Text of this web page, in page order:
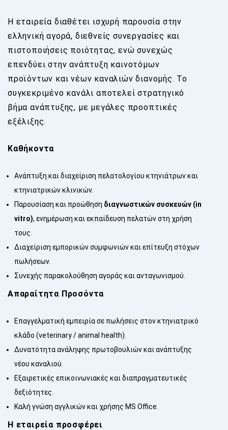
Η εταιρεία διαθέτει ισχυρή παρουσία στην
ελληνική αγορά, διεθνείς συνεργασίες και
πιστοποιήσεις ποιότητας, ενώ συνεχώς
επενδύει στην ανάπτυξη καινοτόμων
προϊόντων και νέων καναλιών διανομής. Το
συγκεκριμένο κανάλι αποτελεί στρατηγικό
βήμα ανάπτυξης, με μεγάλες προοπτικές
εξέλιξης.
Καθήκοντα
Ανάπτυξη και διαχείριση πελατολογίου κτηνιάτρων και
κτηνιατρικών κλινικών.
Παρουσίαση και προώθηση διαγνωστικών συσκευών (in
vitro), ενημέρωση και εκπαίδευση πελατών στη χρήση
τους.
Διαχείριση εμπορικών συμφωνιών και επίτευξη στόχων
πωλήσεων.
Συνεχής παρακολούθηση αγοράς και ανταγωνισμού.
Απαραίτητα Προσόντα
Επαγγελματική εμπειρία σε πωλήσεις στον κτηνιατρικό
κλάδο (veterinary / animal health).
Δυνατότητα ανάληψης πρωτοβουλιών και ανάπτυξης
νέου καναλιού.
Εξαιρετικές επικοινωνιακές και διαπραγματευτικές
δεξιότητες.
Καλή γνώση αγγλικών και χρήσης MS Office.
Η εταιρεία προσφέρει